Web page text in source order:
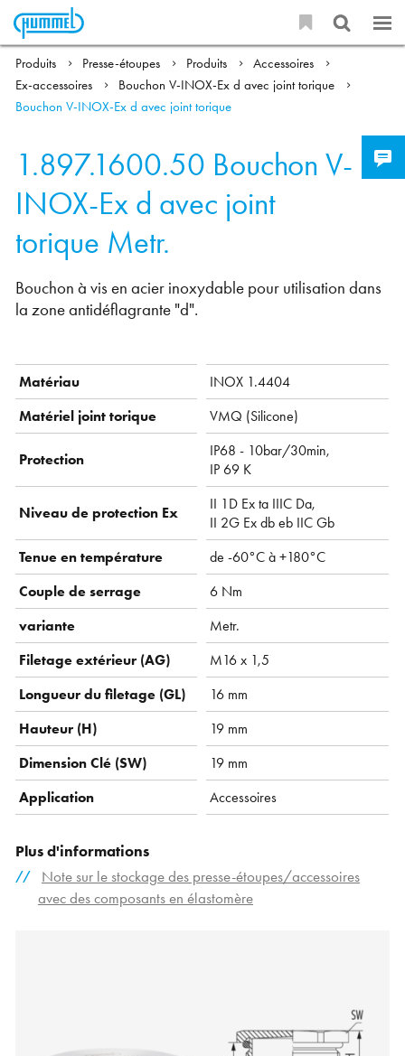
Produits Presse-étoupes Produits
Accessoires
Ex-accessoires
Bouchon V-INOX-Ex d avec joint torique
Bouchon V-INOX-Ex d avec joint torique
1.897.1600.50 Bouchon V-
INOX-Ex d avec joint
torique Metr.
Bouchon à vis en acier inoxydable pour utilisation dans
la zone antidéflagrante "d".
Matériau
INOX 1.4404
Matériel joint torique
VMQ ( Silicone)
Protection
IP68 - 10bar/30min,
IP 69 K
Niveau de protection Ex
II 1D Ex ta IIIC Da,
II 2G Ex db eb IIC Gb
Tenue en température
de -60°C à +180°C
Couple de serrage
6 Nm
variante
Metr.
Filetage extérieur (AG)
M16 x 1,5
Longueur du filetage (GL)
16 mm
Hauteur (H)
19 mm
Dimension Clé (SW)
19 mm
Application
Accessoires
Plus d'informations
Note sur le stockage des presse-étoupes/accessoires
avec des composants en élastomère